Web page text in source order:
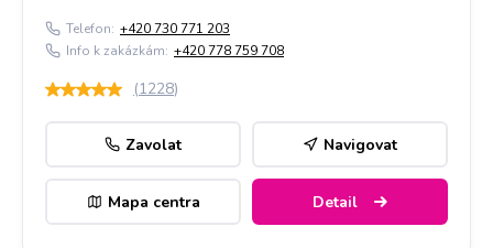
Telefon: +420 730 771 203
Info k zakázkám: +420 778 759 708
(1228)
Zavolat Navigovat
Mapa centra Detail